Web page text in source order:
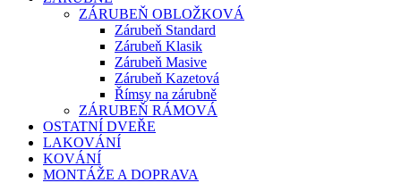
be
chosen
ZÁRUBEŇ OBLOŽKOVÁ
Zárubeň Standard
Zárubeň Klasik
Zárubeň Masive
Zárubeň Kazetová
Římsy na zárubně
ZÁRUBEŇ RÁMOVÁ
OSTATNÍ DVEŘE
LAKOVÁNÍ
KOVÁNÍ
MONTÁŽE A DOPRAVA